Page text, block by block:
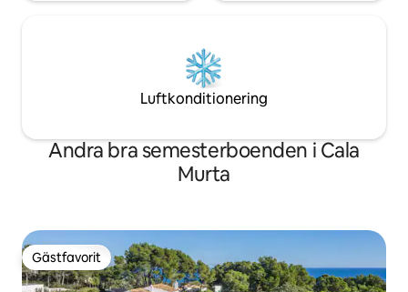
Luftkonditionering
Andra bra semesterboenden i Cala
Murta
Gästfavorit
Gästfavorit